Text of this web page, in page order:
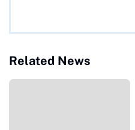
Related News